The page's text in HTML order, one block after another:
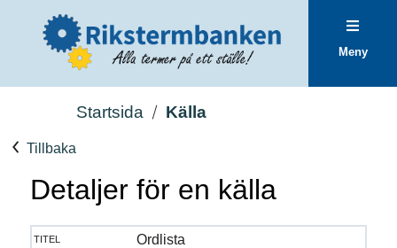
Meny
Startsida Källa
Tillbaka
Detaljer för en källa
titel
Ordlista